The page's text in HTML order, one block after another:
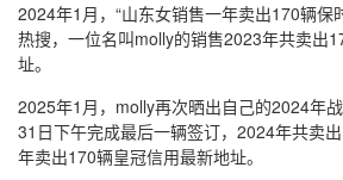
2024年1月，“山东女销售一年卖出170辆保
热搜，一位名叫molly的销售2023年共卖出
址。
2025年1月，molly再次晒出自己的2024年
31日下午完成最后一辆签订，2024年共卖
年卖出170辆皇冠信用最新地址。